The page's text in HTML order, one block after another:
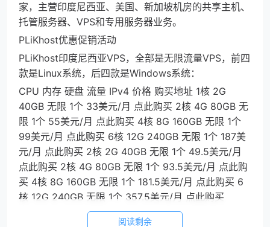
家，主营印度尼西亚、美国、新加坡机房的共享主机、
托管服务器、VPS和专用服务器业务。
PLiKhost优惠促销活动
PLiKhost印度尼西亚VPS，全部是无限流量VPS，前四
款是Linux系统，后四款是Windows系统：
CPU 内存 硬盘 流量 IPv4 价格 购买地址 1核 2G
40GB 无限 1个 33美元/月 点此购买 2核 4G 80GB 无
限 1个 55美元/月 点此购买 4核 8G 160GB 无限 1个
99美元/月 点此购买 6核 12G 240GB 无限 1个 187美
元/月 点此购买 2核 2G 40GB 无限 1个 49.5美元/月
点此购买 2核 4G 80GB 无限 1个 93.5美元/月 点此购
买 4核 8G 160GB 无限 1个 181.5美元/月 点此购买 6
核 12G 240GB 无限 1个 357.5美元/月 点此购买
阅读剩余